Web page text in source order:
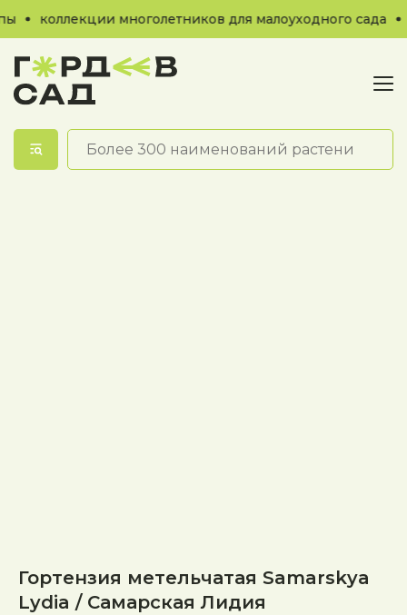
коллекции многолетников для малоуходного сада
Гортензия метельчатая Samarskya
Lydia / Самарская Лидия